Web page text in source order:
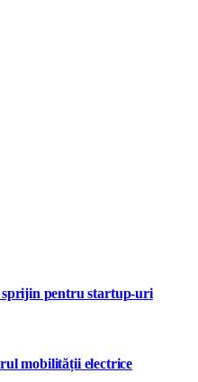
sprijin pentru startup-uri
mobilității electrice